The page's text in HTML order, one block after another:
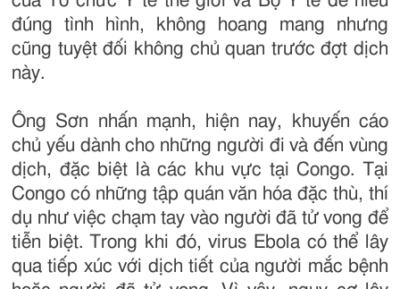
đúng tình hình, không hoang mang nhưng
cũng tuyệt đối không chủ quan trước đợt dịch
này.
Ông Sơn nhấn mạnh, hiện nay, khuyến cáo
chủ yếu dành cho những người đi và đến vùng
dịch, đặc biệt là các khu vực tại Congo. Tại
Congo có những tập quán văn hóa đặc thù, thí
dụ như việc chạm tay vào người đã tử vong để
tiễn biệt. Trong khi đó, virus Ebola có thể lây
qua tiếp xúc với dịch tiết của người mắc bệnh